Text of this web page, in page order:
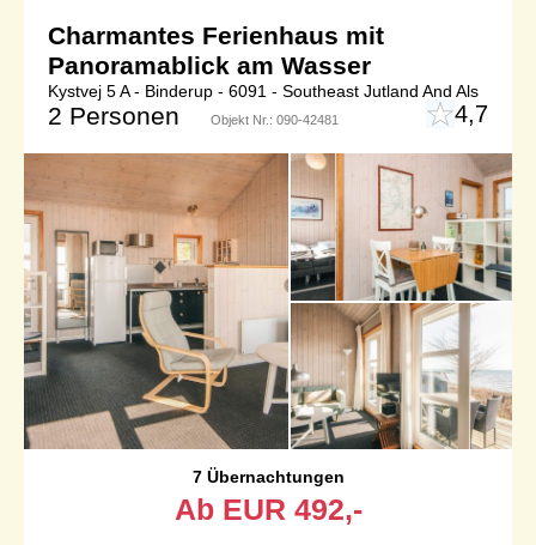
Charmantes Ferienhaus mit
Panoramablick am Wasser
Kystvej 5 A - Binderup - 6091 - Southeast Jutland And Als
2 Personen Objekt Nr.: 090-42481 4,7
7 Übernachtungen
Ab EUR 492,-